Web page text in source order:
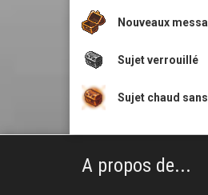
Nouveaux
Sujet verrouillé
Sujet chaud
A propos de...